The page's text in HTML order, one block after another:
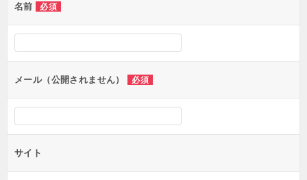
ョ
ン
名前 必須
メール（公開されません） 必須
サイト